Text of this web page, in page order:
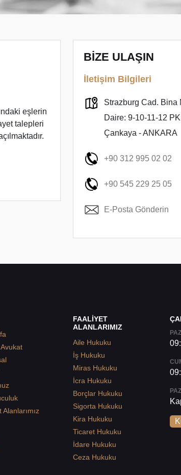
eşlerin
talepleri
BİZE ULAŞIN
İletişim Bilgileri
Strazburg Cad. Bina
Daire: 9-10-11-12
Çankaya - ANKARA
+90 312 995 02 02
+90 545 229 25 05
E-Posta Gönderin
Alanlarımız
FAALİYET
ALANLARIMIZ
Aile Hukuku
İş Hukuku
Miras Hukuku
İcra Hukuku
Borçlar Hukuku
Sigorta Hukuku
Kira Hukuku
Ticaret Hukuku
İdare Hukuku
Ceza Hukuku